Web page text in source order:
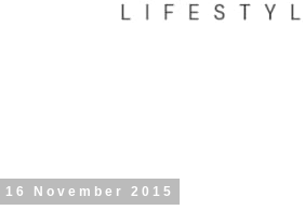
16 November 2015